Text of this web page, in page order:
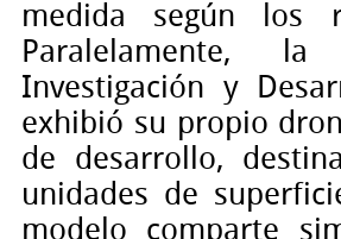
medida según los
Paralelamente,
Investigación y
exhibió su propio
de desarrollo,
unidades de
modelo comparte